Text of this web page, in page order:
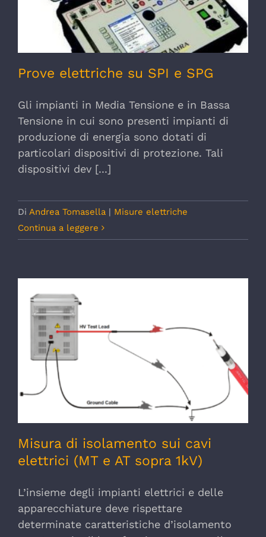
Prove elettriche su SPI e SPG
Gli impianti in Media Tensione e in Bassa
Tensione in cui sono presenti impianti di
produzione di energia sono dotati di
particolari dispositivi di protezione. Tali
dispositivi dev [...]
Di Andrea Tomasella | Misure elettriche
Continua a leggere
Misura di isolamento sui cavi elettrici (MT
e AT sopra 1kV)
Misura di isolamento sui cavi
elettrici (MT e AT sopra 1kV)
L’insieme degli impianti elettrici e delle
apparecchiature deve rispettare
determinate caratteristiche d’isolamento